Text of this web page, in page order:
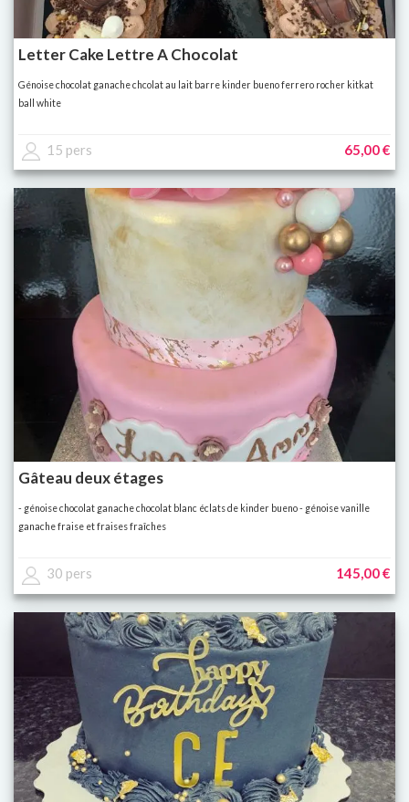
Letter Cake Lettre A Chocolat
Génoise chocolat ganache chcolat au lait barre kinder bueno ferrero rocher kitkat
ball white
15 pers 65,00 €
Gâteau deux étages
- génoise chocolat ganache chocolat blanc éclats de kinder bueno - génoise vanille
ganache fraise et fraises fraîches
30 pers 145,00 €